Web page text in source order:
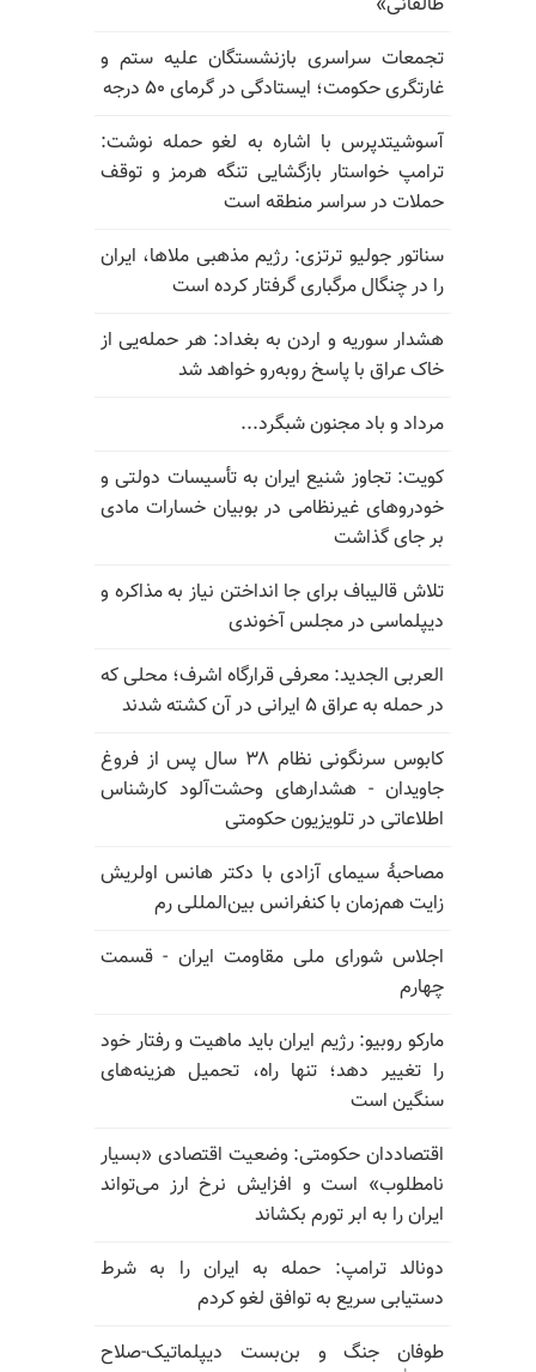
تجمعات سراسری بازنشستگان علیه ستم و
غارتگری حکومت؛ ایستادگی در گرمای ۵۰ درجه
آسوشیتدپرس با اشاره به لغو حمله نوشت:
ترامپ خواستار بازگشایی تنگه هرمز و توقف
حملات در سراسر منطقه است
سناتور جولیو ترتزی: رژیم مذهبی ملاها، ایران
را در چنگال مرگباری گرفتار کرده است
هشدار سوریه و اردن به بغداد: هر حمله‌یی از
خاک عراق با پاسخ روبه‌رو خواهد شد
مرداد و باد مجنون شبگرد...
کویت: تجاوز شنیع ایران به تأسیسات دولتی و
خودروهای غیرنظامی در بوبیان خسارات مادی
بر جای گذاشت
تلاش قالیباف برای جا انداختن نیاز به مذاکره و
دیپلماسی در مجلس آخوندی
العربی الجدید: معرفی قرارگاه اشرف؛ محلی که
در حمله به عراق ۵ ایرانی در آن کشته شدند
کابوس سرنگونی نظام ۳۸ سال پس از فروغ
جاویدان - هشدارهای وحشت‌آلود کارشناس
اطلاعاتی در تلویزیون حکومتی
مصاحبهٔ سیمای آزادی با دکتر هانس اولریش
زایت هم‌زمان با کنفرانس بین‌المللی رم
اجلاس شورای ملی مقاومت ایران - قسمت
چهارم
مارکو روبیو: رژیم ایران باید ماهیت و رفتار خود
را تغییر دهد؛ تنها راه، تحمیل هزینه‌های
سنگین است
اقتصاددان حکومتی: وضعیت اقتصادی «بسیار
نامطلوب» است و افزایش نرخ ارز می‌تواند
ایران را به ابر تورم بکشاند
دونالد ترامپ: حمله به ایران را به شرط
دستیابی سریع به توافق لغو کردم
طوفان جنگ و بن‌بست دیپلماتیک-صلاح